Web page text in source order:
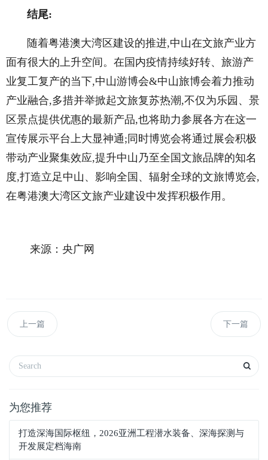
结尾:
随着粤港澳大湾区建设的推进,中山在文旅产业方
面有很大的上升空间。在国内疫情持续好转、旅游产
业复工复产的当下,中山游博会&中山旅博会着力推动
产业融合,多措并举掀起文旅复苏热潮,不仅为乐园、景
区景点提供优惠的最新产品,也将助力参展各方在这一
宣传展示平台上大显神通;同时博览会将通过展会积极
带动产业聚集效应,提升中山乃至全国文旅品牌的知名
度,打造立足中山、影响全国、辐射全球的文旅博览会,
在粤港澳大湾区文旅产业建设中发挥积极作用。
来源：央广网
上一篇 下一篇
为您推荐
打造深海国际枢纽，2026亚洲工程潜水装备、深海探测与
开发展定档海南